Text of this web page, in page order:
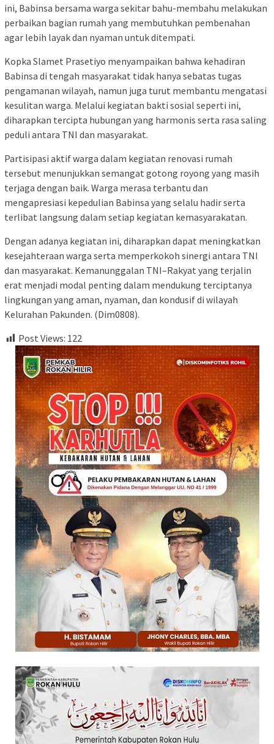
ini, Babinsa bersama warga sekitar bahu-membahu melakukan
perbaikan bagian rumah yang membutuhkan pembenahan
agar lebih layak dan nyaman untuk ditempati.
Kopka Slamet Prasetiyo menyampaikan bahwa kehadiran
Babinsa di tengah masyarakat tidak hanya sebatas tugas
pengamanan wilayah, namun juga turut membantu mengatasi
kesulitan warga. Melalui kegiatan bakti sosial seperti ini,
diharapkan tercipta hubungan yang harmonis serta rasa saling
peduli antara TNI dan masyarakat.
Partisipasi aktif warga dalam kegiatan renovasi rumah
tersebut menunjukkan semangat gotong royong yang masih
terjaga dengan baik. Warga merasa terbantu dan
mengapresiasi kepedulian Babinsa yang selalu hadir serta
terlibat langsung dalam setiap kegiatan kemasyarakatan.
Dengan adanya kegiatan ini, diharapkan dapat meningkatkan
kesejahteraan warga serta memperkokoh sinergi antara TNI
dan masyarakat. Kemanunggalan TNI–Rakyat yang terjalin
erat menjadi modal penting dalam mendukung terciptanya
lingkungan yang aman, nyaman, dan kondusif di wilayah
Kelurahan Pakunden. (Dim0808).
Post Views: 122